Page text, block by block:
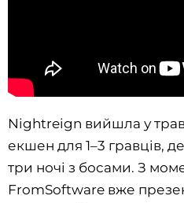
Nightreign вийшла у
екшен для 1–3 гравців,
три ночі з босами. З
FromSoftware вже